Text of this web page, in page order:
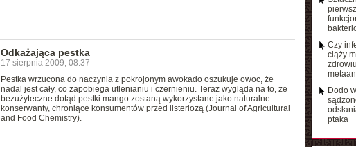
Odkażająca pestka
17 sierpnia 2009, 08:37
Pestka wrzucona do naczynia z pokrojonym awokado oszukuje owoc, że
nadal jest cały, co zapobiega utlenianiu i czernieniu. Teraz wygląda na to, że
bezużyteczne dotąd pestki mango zostaną wykorzystane jako naturalne
konserwanty, chroniące konsumentów przed listeriozą (Journal of Agricultural
and Food Chemistry).
Czy
ciąży
Dodo
ptaka